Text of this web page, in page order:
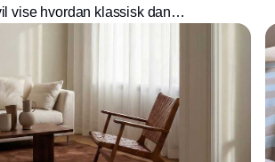
vise hvordan klassisk dansk
tolkes gjennom farger,
i moderne